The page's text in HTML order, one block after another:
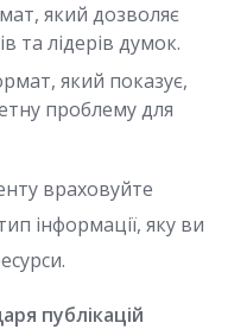
який дозволяє
та лідерів думок.
який показує,
проблему для
враховуйте
інформації, яку ви
публікацій